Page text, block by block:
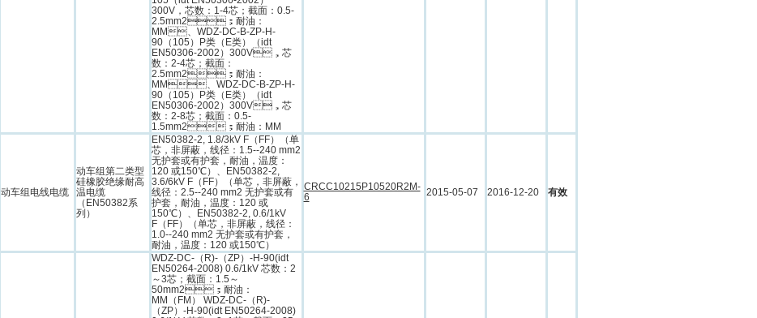
300V，芯数：1-4芯；截面：0.5-
2.5mm2；耐油：
MM、WDZ-DC-B-ZP-H-
90（105）P类（E类）（idt
EN50306-2002）300V，芯
数：2-4芯；截面：
2.5mm2；耐油：
MM、WDZ-DC-B-ZP-H-
90（105）P类（E类）（idt
EN50306-2002）300V，芯
数：2-8芯；截面：0.5-
1.5mm2；耐油：MM
动车组电线电缆
动车组第二类型
硅橡胶绝缘耐高
温电缆
（EN50382系
列）
EN50382-2, 1.8/3kV F（FF）（单
芯，非屏蔽，线径：1.5--240 mm2
无护套或有护套，耐油，温度：
120 或150℃）、EN50382-2,
3.6/6kV F（FF）（单芯，非屏蔽，
线径：2.5--240 mm2 无护套或有
护套，耐油，温度：120 或
150℃）、EN50382-2, 0.6/1kV
F（FF）（单芯，非屏蔽，线径：
1.0--240 mm2 无护套或有护套，
耐油，温度：120 或150℃）
CRCC10215P10520R2M-
6
2015-05-07 2016-12-20 有效
WDZ-DC-（R)-（ZP）-H-90(idt
EN50264-2008) 0.6/1kV 芯数：2
～3芯；截面：1.5～
50mm2；耐油：
MM（FM） WDZ-DC-（R)-
（ZP）-H-90(idt EN50264-2008)